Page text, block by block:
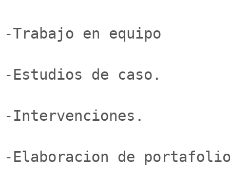
-Trabajo en equipo
-Estudios de caso.
-Intervenciones.
-Elaboracion de